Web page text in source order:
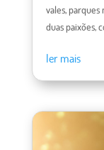
vales, parques
duas paixões,
ler mais